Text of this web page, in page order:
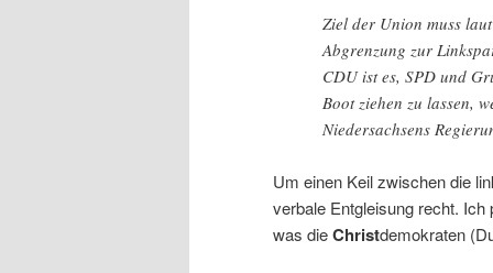
Ziel der Union muss
Abgrenzung zur
CDU ist es, SPD und
Boot ziehen zu lassen,
Niedersachsens
Um einen Keil zwischen die
verbale Entgleisung recht.
was dieChristdemokraten